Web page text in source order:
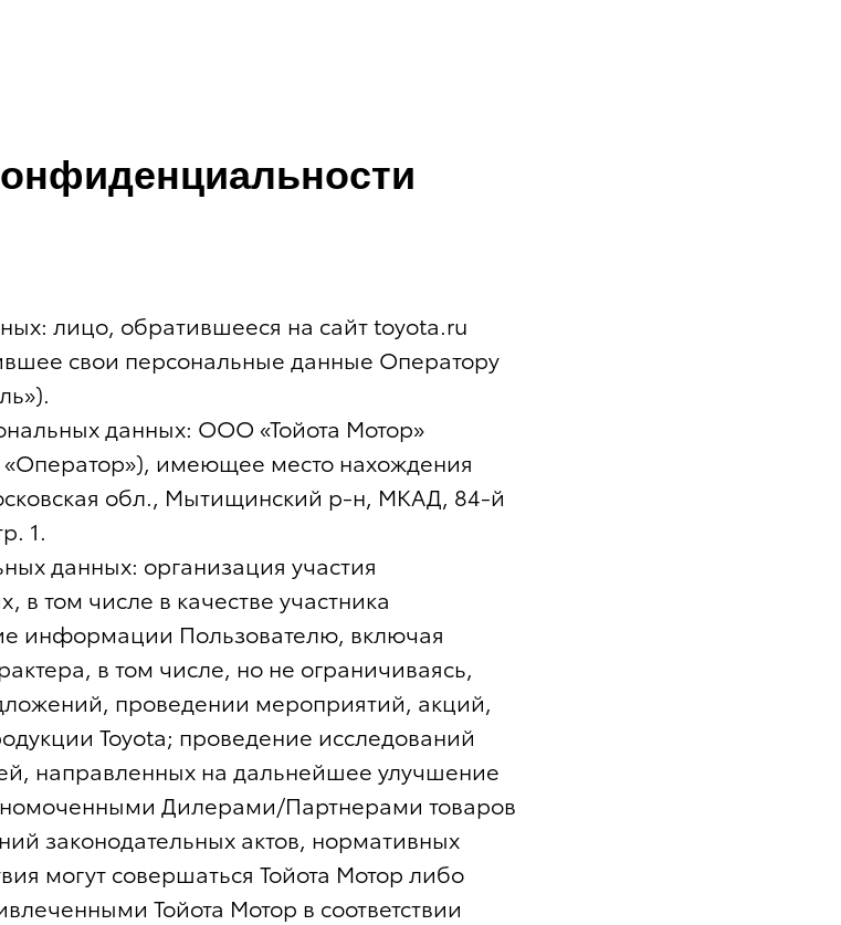
лицо, обратившееся на сайт toyota.ru
свои персональные данные Оператору
данных: ООО «Тойота Мотор»
имеющее место нахождения
обл., Мытищинский р-н, МКАД, 84-й
1.
данных: организация участия
в том числе в качестве участника
информации Пользователю, включая
в том числе, но не ограничиваясь,
проведении мероприятий, акций,
Toyota; проведение исследований
направленных на дальнейшее улучшение
Дилерами/Партнерами товаров
законодательных актов, нормативных
могут совершаться Тойота Мотор либо
Тойота Мотор в соответствии